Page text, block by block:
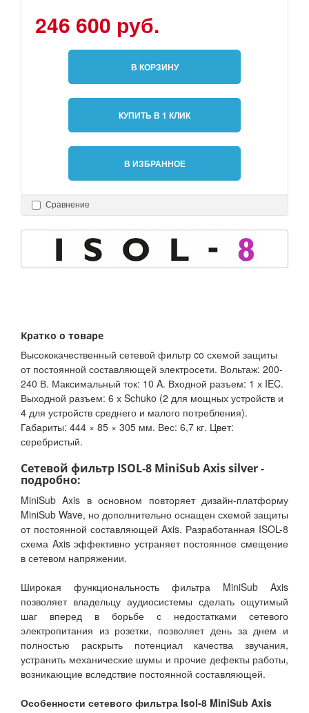
246 600 руб.
В КОРЗИНУ
КУПИТЬ В 1 КЛИК
В ИЗБРАННОЕ
Сравнение
Кратко о товаре
Высококачественный сетевой фильтр co схемой защиты
от постоянной составляющей электросети. Вольтаж: 200-
240 В. Максимальный ток: 10 A. Входной разъем: 1 х IEC.
Выходной разъем: 6 х Schuko (2 для мощных устройств и
4 для устройств среднего и малого потребления).
Габариты: 444 × 85 × 305 мм. Вес: 6,7 кг. Цвет:
серебристый.
Сетевой фильтр ISOL-8 MiniSub Axis silver -
подробно:
MiniSub Axis в основном повторяет дизайн-платформу
MiniSub Wave, но дополнительно оснащен схемой защиты
от постоянной составляющей Axis. Разработанная ISOL-8
схема Axis эффективно устраняет постоянное смещение
в сетевом напряжении.
Широкая функциональность фильтра MiniSub Axis
позволяет владельцу аудиосистемы сделать ощутимый
шаг вперед в борьбе с недостатками сетевого
электропитания из розетки, позволяет день за днем и
полностью раскрыть потенциал качества звучания,
устранить механические шумы и прочие дефекты работы,
возникающие вследствие постоянной составляющей.
Особенности сетевого фильтра Isol-8 MiniSub Axis